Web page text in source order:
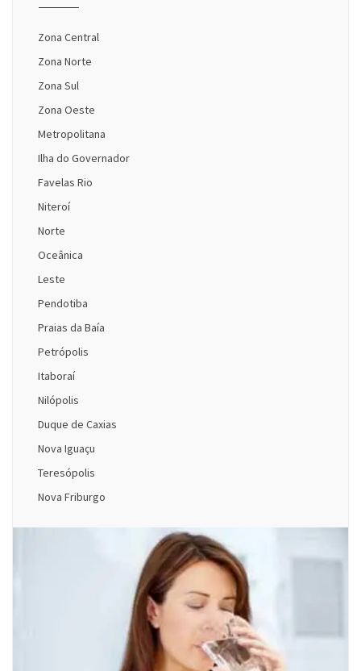
Zona Central
Zona Norte
Zona Sul
Zona Oeste
Metropolitana
Ilha do Governador
Favelas Rio
Niteroí
Norte
Oceânica
Leste
Pendotiba
Praias da Baía
Petrópolis
Itaboraí
Nilópolis
Duque de Caxias
Nova Iguaçu
Teresópolis
Nova Friburgo